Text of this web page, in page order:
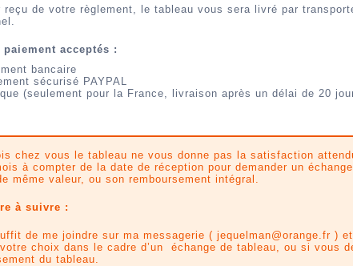
reçu de votre règlement, le tableau vous sera livré par
paiement acceptés :
bancaire
sécurisé PAYPAL
(seulement pour la France, livraison après un délai de 20
chez vous le tableau ne vous donne pas la satisfaction
à compter de la date de réception pour demander un
même valeur, ou son remboursement intégral.
à suivre :
de me joindre sur ma messagerie ( jequelman@orange.fr )
choix dans le cadre d’un échange de tableau, ou si vous
du tableau.